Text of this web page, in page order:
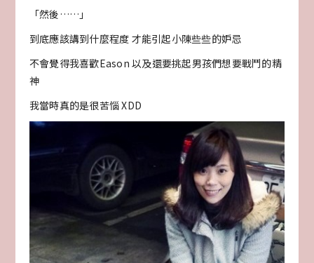
「然後……」
到底應該講到什麼程度 才能引起小陳些些的妒忌
不會覺得我喜歡Eason 以及還要挑起男孩們想要戰鬥的精
神
我當時真的是很苦惱 XDD